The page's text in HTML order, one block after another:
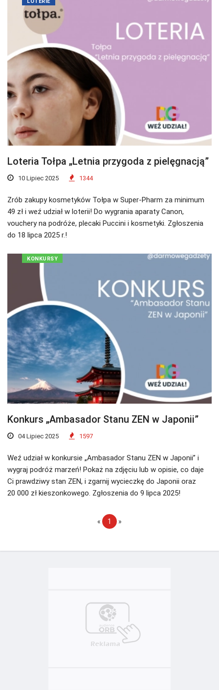
Loteria Tołpa „Letnia przygoda z pielęgnacją”
10 Lipiec 2025 1344
Zrób zakupy kosmetyków Tołpa w Super-Pharm za minimum
49 zł i weź udział w loterii! Do wygrania aparaty Canon,
vouchery na podróże, plecaki Puccini i kosmetyki. Zgłoszenia
do 18 lipca 2025 r.!
KONKURSY
Konkurs „Ambasador Stanu ZEN w Japonii”
04 Lipiec 2025 1597
Weź udział w konkursie „Ambasador Stanu ZEN w Japonii” i
wygraj podróż marzeń! Pokaż na zdjęciu lub w opisie, co daje
Ci prawdziwy stan ZEN, i zgarnij wycieczkę do Japonii oraz
20 000 zł kieszonkowego. Zgłoszenia do 9 lipca 2025!
« 1 »